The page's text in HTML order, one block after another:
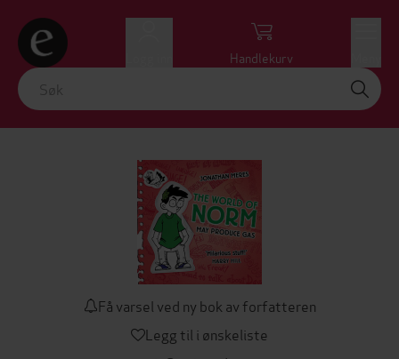
Handlekurv
Få varsel ved ny bok av forfatteren
Legg til i ønskeliste